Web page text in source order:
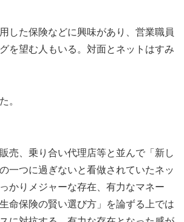
した保険などに興味があり、営業職員
を望む人もいる。対面とネットはすみ
。
売、乗り合い代理店等と並んで「新し
一つに過ぎないと看做されていたネッ
かりメジャーな存在、有力なマネー
命保険の賢い選び方」を論ずる上では